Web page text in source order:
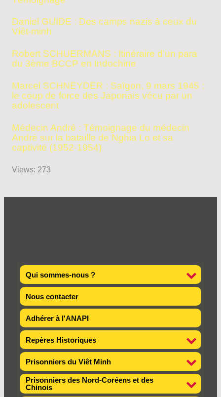
Qui sommes-nous ?
Nous contacter
Adhérer à l'ANAPI
Repères Historiques
Prisonniers du Viêt Minh
Prisonniers des Nord-Coréens et des
Chinois
Daniel GUIDE : Des camps nazis à ceux du
Viêt-minh
Robert SCHUERMANS : Itinéraire d’un para
du 3ème BCCP en Indochine
Marcel SCHNEYDER : Saïgon, 9 mars 1945 :
le coup de force des Japonais vécu par un
adolescent
Médecin André : Témoignage du médecin
André sur la bataille de Nghia Lo et sa
captivité (1952-1954)
Views: 273